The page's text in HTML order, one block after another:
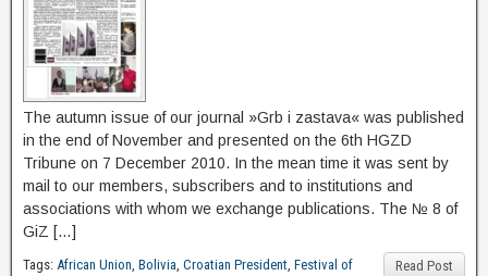
The autumn issue of our journal »Grb i zastava« was published
in the end of November and presented on the 6th HGZD
Tribune on 7 December 2010. In the mean time it was sent by
mail to our members, subscribers and to institutions and
associations with whom we exchange publications. The № 8 of
GiZ […]
Read Post
Tags: African Union, Bolivia, Croatian President, Festival of